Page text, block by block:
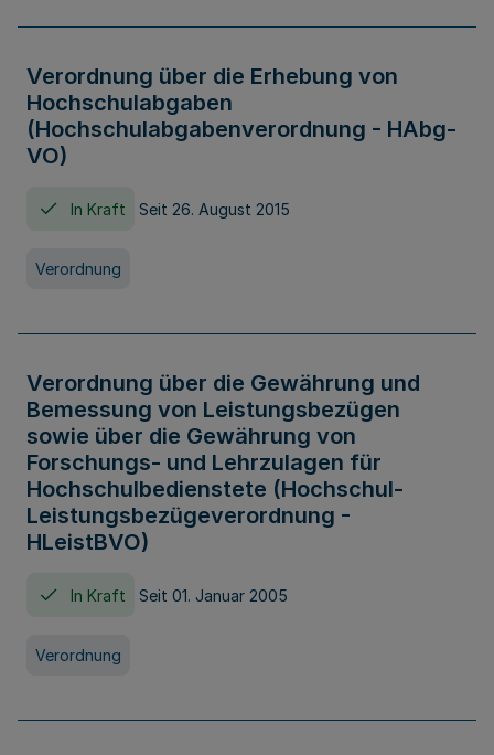
Verordnung über die Erhebung von
Hochschulabgaben
(Hochschulabgabenverordnung - HAbg-
VO)
In Kraft Seit 26. August 2015
Verordnung
Verordnung über die Gewährung und
Bemessung von Leistungsbezügen
sowie über die Gewährung von
Forschungs- und Lehrzulagen für
Hochschulbedienstete (Hochschul-
Leistungsbezügeverordnung -
HLeistBVO)
In Kraft Seit 01. Januar 2005
Verordnung